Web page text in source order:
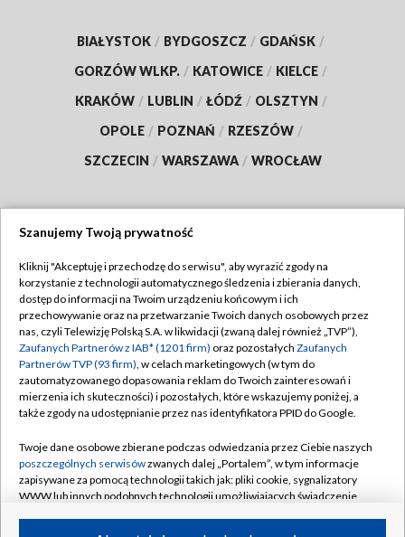
BIAŁYSTOK / BYDGOSZCZ / GDAŃSK /
GORZÓW WLKP. / KATOWICE / KIELCE /
KRAKÓW / LUBLIN / ŁÓDŹ / OLSZTYN /
OPOLE / POZNAŃ / RZESZÓW /
SZCZECIN / WARSZAWA / WROCŁAW
TVP
Abonament TVP
Emisja w TVP
Centrum informacji TVP
Naziemna Telewizja Cyfrowa
Rada Programowa
System NOS
Informacje o nadawcy
Regulamin TVP
Polityka prywatności
Moje zgody
Pomoc
Kontakt
Kanały
Szanujemy Twoją prywatność
Kliknij "Akceptuję i przechodzę do serwisu", aby wyrazić zgody na
korzystanie z technologii automatycznego śledzenia i zbierania danych,
dostęp do informacji na Twoim urządzeniu końcowym i ich
przechowywanie oraz na przetwarzanie Twoich danych osobowych przez
nas, czyli Telewizję Polską S.A. w likwidacji (zwaną dalej również „TVP”),
Zaufanych Partnerów z IAB* (1201 firm) oraz pozostałych Zaufanych
Partnerów TVP (93 firm), w celach marketingowych (w tym do
zautomatyzowanego dopasowania reklam do Twoich zainteresowań i
mierzenia ich skuteczności) i pozostałych, które wskazujemy poniżej, a
także zgody na udostępnianie przez nas identyfikatora PPID do Google.
Twoje dane osobowe zbierane podczas odwiedzania przez Ciebie naszych
poszczególnych serwisówzwanych dalej „Portalem”, w tym informacje
zapisywane za pomocą technologii takich jak: pliki cookie, sygnalizatory
WWW lub innych podobnych technologii umożliwiających świadczenie